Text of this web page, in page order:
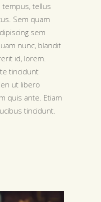
tempus, tellus
Sem quam
sem
nunc, blandit
id, lorem.
tincidunt
ut libero
quis ante. Etiam
tincidunt.